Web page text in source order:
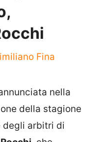
Fina
nella
della stagione
degli arbitri di